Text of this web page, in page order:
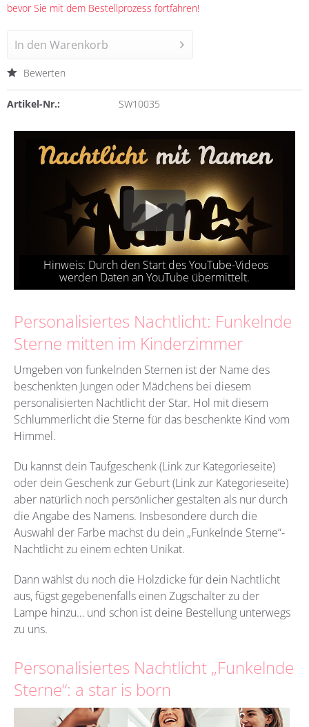
bevor Sie mit dem Bestellprozess fortfahren!
In den Warenkorb
Bewerten
Artikel-Nr.: SW10035
Personalisiertes Nachtlicht: Funkelnde
Sterne mitten im Kinderzimmer
Umgeben von funkelnden Sternen ist der Name des
beschenkten Jungen oder Mädchens bei diesem
personalisierten Nachtlicht der Star. Hol mit diesem
Schlummerlicht die Sterne für das beschenkte Kind vom
Himmel.
Du kannst dein Taufgeschenk (Link zur Kategorieseite)
oder dein Geschenk zur Geburt (Link zur Kategorieseite)
aber natürlich noch persönlicher gestalten als nur durch
die Angabe des Namens. Insbesondere durch die
Auswahl der Farbe machst du dein „Funkelnde Sterne“-
Nachtlicht zu einem echten Unikat.
Dann wählst du noch die Holzdicke für dein Nachtlicht
aus, fügst gegebenenfalls einen Zugschalter zu der
Lampe hinzu… und schon ist deine Bestellung unterwegs
zu uns.
Personalisiertes Nachtlicht „Funkelnde
Sterne“: a star is born